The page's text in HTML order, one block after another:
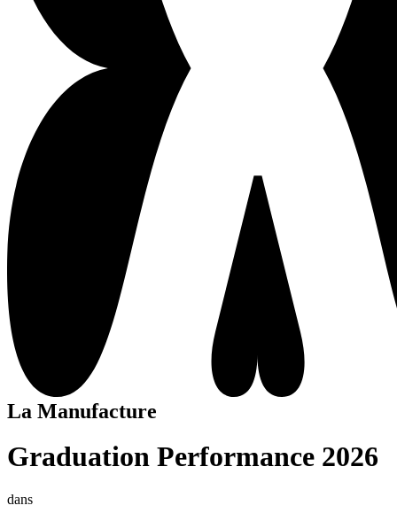
La Manufacture
Graduation Performance 2026
dans